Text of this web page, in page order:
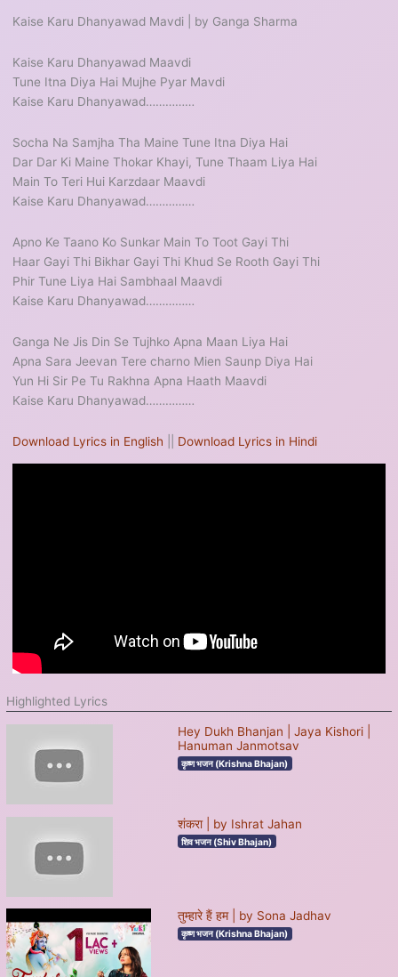
Kaise Karu Dhanyawad Mavdi | by Ganga Sharma
Kaise Karu Dhanyawad Maavdi
Tune Itna Diya Hai Mujhe Pyar Mavdi
Kaise Karu Dhanyawad……………
Socha Na Samjha Tha Maine Tune Itna Diya Hai
Dar Dar Ki Maine Thokar Khayi, Tune Thaam Liya Hai
Main To Teri Hui Karzdaar Maavdi
Kaise Karu Dhanyawad……………
Apno Ke Taano Ko Sunkar Main To Toot Gayi Thi
Haar Gayi Thi Bikhar Gayi Thi Khud Se Rooth Gayi Thi
Phir Tune Liya Hai Sambhaal Maavdi
Kaise Karu Dhanyawad……………
Ganga Ne Jis Din Se Tujhko Apna Maan Liya Hai
Apna Sara Jeevan Tere charno Mien Saunp Diya Hai
Yun Hi Sir Pe Tu Rakhna Apna Haath Maavdi
Kaise Karu Dhanyawad……………
Download Lyrics in English Download Lyrics in Hindi
Highlighted Lyrics
Hey Dukh Bhanjan | Jaya Kishori |
Hanuman Janmotsav
कृष्ण भजन (Krishna Bhajan)
शंकरा | by Ishrat Jahan
शिव भजन (Shiv Bhajan)
तुम्हारे हैं हम | by Sona Jadhav
कृष्ण भजन (Krishna Bhajan)